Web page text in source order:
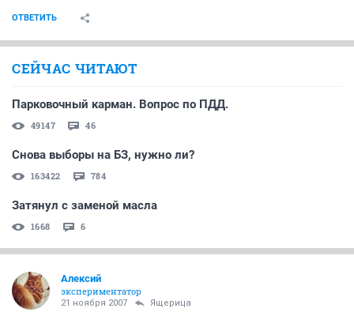
ОТВЕТИТЬ
СЕЙЧАС ЧИТАЮТ
Парковочный карман. Вопрос по ПДД.
49147 46
Снова выборы на БЗ, нужно ли?
163422 784
Затянул с заменой масла
1668 6
Алексий
экспериментатор
21 ноября 2007 Ящерица